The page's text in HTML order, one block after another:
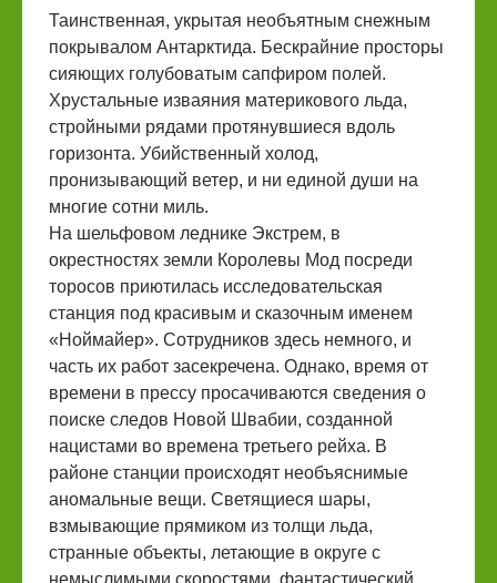
Таинственная, укрытая необъятным снежным
покрывалом Антарктида. Бескрайние просторы
сияющих голубоватым сапфиром полей.
Хрустальные изваяния материкового льда,
стройными рядами протянувшиеся вдоль
горизонта. Убийственный холод,
пронизывающий ветер, и ни единой души на
многие сотни миль.
На шельфовом леднике Экстрем, в
окрестностях земли Королевы Мод посреди
торосов приютилась исследовательская
станция под красивым и сказочным именем
«Ноймайер». Сотрудников здесь немного, и
часть их работ засекречена. Однако, время от
времени в прессу просачиваются сведения о
поиске следов Новой Швабии, созданной
нацистами во времена третьего рейха. В
районе станции происходят необъяснимые
аномальные вещи. Светящиеся шары,
взмывающие прямиком из толщи льда,
странные объекты, летающие в округе с